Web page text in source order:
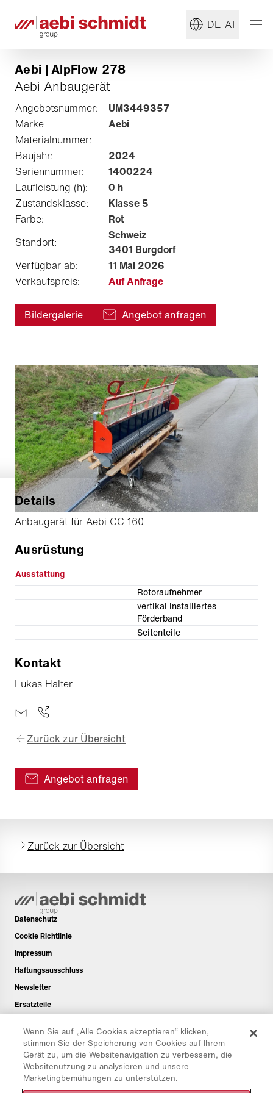
DE-AT
Aebi | AlpFlow 278
Aebi Anbaugerät
Angebotsnummer:
UM3449357
Marke
Aebi
Materialnummer:
Baujahr:
2024
Seriennummer:
1400224
Laufleistung (h):
0 h
Zustandsklasse:
Klasse 5
Farbe:
Rot
Standort:
Schweiz
3401 Burgdorf
Verfügbar ab:
11 Mai 2026
Verkaufspreis:
Auf Anfrage
Bildergalerie Angebot anfragen
Details
Anbaugerät für Aebi CC 160
Ausrüstung
Ausstattung
Rotoraufnehmer
vertikal installiertes
Förderband
Seitenteile
Kontakt
Lukas Halter
Zurück zur Übersicht
Angebot anfragen
Zurück zur Übersicht
Datenschutz
Cookie Richtlinie
Impressum
Haftungsausschluss
Newsletter
Ersatzteile
CO₂-Rechner
TCO-Rechner
Händler & Standorte
Produktgruppenübersicht
Wenn Sie auf „Alle Cookies akzeptieren“ klicken,
stimmen Sie der Speicherung von Cookies auf Ihrem
Gerät zu, um die Websitenavigation zu verbessern, die
Websitenutzung zu analysieren und unsere
Marketingbemühungen zu unterstützen.